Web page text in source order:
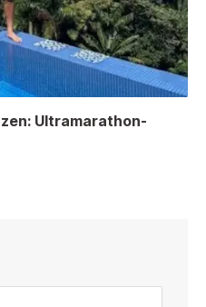
Ultramarathon-